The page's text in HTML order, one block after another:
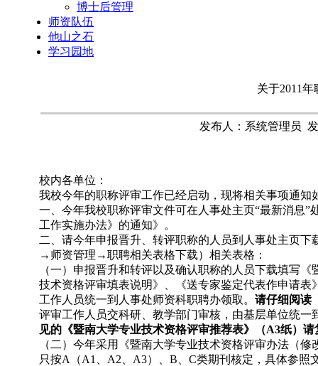
博士后管理
师资队伍
他山之石
学习园地
关于2011
发布人：系统管理员
校内各单位：
我校今年的职称评审工作已经启动，现将相关事项通知
一、今年我校职称评审文件可在人事处主页“最新消息
工作实施办法》的通知》。
二、请今年申报晋升、转评职称的人员到人事处主页
→师资管理→职聘相关表格下载）相关表格：
（一）申报晋升和转评以及确认职称的人员下载填写
技术资格评审填表说明》、《送专家鉴定代表作申请
工作人员统一到人事处师资科职聘办领取。 请仔细阅读
评审工作人员交科研、教学部门审核，由基层单位统
见的《暨南大学专业技术资格评审推荐表》（A3纸）请
（二）今年采用《暨南大学专业技术资格评审办法（
只按A（A1、A2、A3）、B、C类期刊核定，具体参照